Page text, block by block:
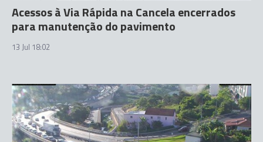
Acessos à Via Rápida na Cancela encerrados
para manutenção do pavimento
13 Jul 18:02